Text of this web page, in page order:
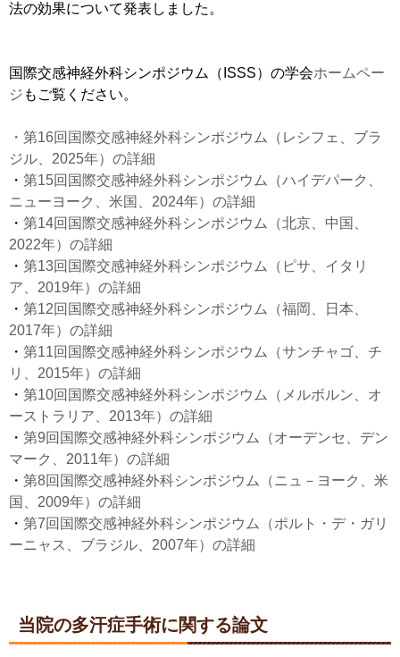
法の効果について発表しました。
国際交感神経外科シンポジウム（ISSS）の学会ホームペー
ジ もご覧ください。
・第16回国際交感神経外科シンポジウム（レシフェ、ブラ
ジル、2025年）の詳細
・ 第15回国際交感神経外科シンポジウム（ハイデパーク、
ニューヨーク、米国、2024年）の詳細
・ 第14回国際交感神経外科シンポジウム（北京、中国、
2022年）の詳細
・ 第13回国際交感神経外科シンポジウム（ピサ、イタリ
ア、2019年）の詳細
・ 第12回国際交感神経外科シンポジウム（福岡、日本、
2017年）の詳細
・ 第11回国際交感神経外科シンポジウム（サンチャゴ、チ
リ、2015年）の詳細
・ 第10回国際交感神経外科シンポジウム（メルボルン、オ
ーストラリア、2013年）の詳細
・ 第9回国際交感神経外科シンポジウム（オーデンセ、デン
マーク、2011年）の詳細
・ 第8回国際交感神経外科シンポジウム（ニュ－ヨーク、米
国、2009年）の詳細
・ 第7回国際交感神経外科シンポジウム（ポルト・デ・ガリ
ーニャス、ブラジル、2007年）の詳細
当院の多汗症手術に関する論文